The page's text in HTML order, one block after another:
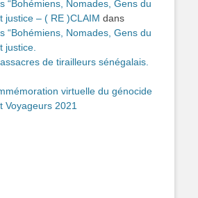
“Bohémiens, Nomades, Gens du
justice – ( RE )CLAIM dans
“Bohémiens, Nomades, Gens du
justice.
de tirailleurs sénégalais.
virtuelle du génocide
Voyageurs 2021